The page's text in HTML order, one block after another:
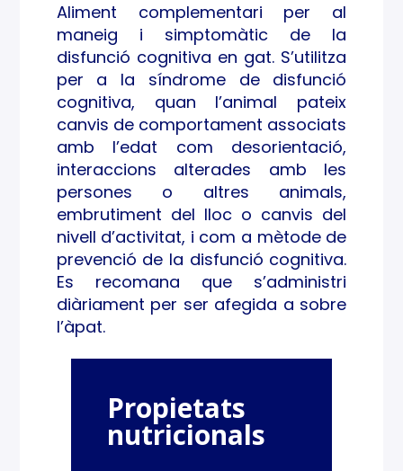
VA
Aliment complementari per al
maneig i simptomàtic de la
disfunció cognitiva en gat. S’utilitza
per a la síndrome de disfunció
cognitiva, quan l’animal pateix
canvis de comportament associats
amb l’edat com desorientació,
interaccions alterades amb les
persones o altres animals,
embrutiment del lloc o canvis del
nivell d’activitat, i com a mètode de
prevenció de la disfunció cognitiva.
Es recomana que s’administri
diàriament per ser afegida a sobre
l’àpat.
Propietats
nutricionals